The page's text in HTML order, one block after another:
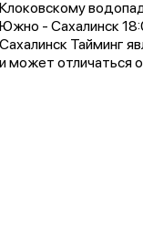
Клоковскому
Южно - Сахалинск
Сахалинск Тайминг
и может отличаться